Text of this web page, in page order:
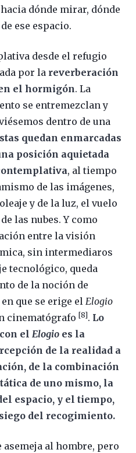
dónde mirar, dónde
ese espacio.
desde el refugio
por la reverberación
el hormigón. La
se entremezclan y
dentro de una
quedan enmarcadas
posición aquietada
, al tiempo
de las imágenes,
y de la luz, el vuelo
las nubes. Y como
entre la visión
sin intermediaros
tecnológico, queda
de la noción de
que se erige el Elogio
cinematógrafo [8]. Lo
el Elogio es la
de la realidad a
de la combinación
de uno mismo, la
espacio, y el tiempo,
del recogimiento.
asemeja al hombre, pero